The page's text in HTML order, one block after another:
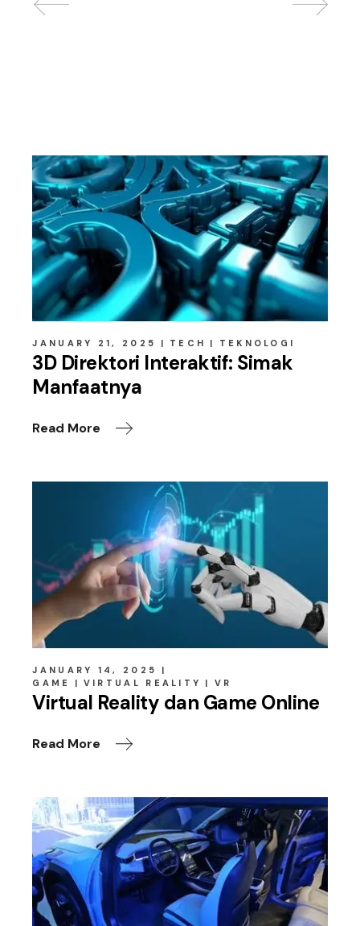
JANUARY 21, 2025 TECH TEKNOLOGI
3D Direktori Interaktif: Simak
Manfaatnya
Read More
JANUARY 14, 2025
GAME
VIRTUAL REALITY VR
Virtual Reality dan Game Online
Read More